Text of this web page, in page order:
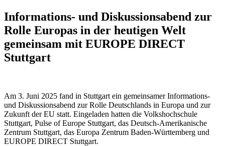
Informations- und Diskussionsabend zur
Rolle Europas in der heutigen Welt
gemeinsam mit EUROPE DIRECT
Stuttgart
Am 3. Juni 2025 fand in Stuttgart ein gemeinsamer Informations-
und Diskussionsabend zur Rolle Deutschlands in Europa und zur
Zukunft der EU statt. Eingeladen hatten die Volkshochschule
Stuttgart, Pulse of Europe Stuttgart, das Deutsch-Amerikanische
Zentrum Stuttgart, das Europa Zentrum Baden-Württemberg und
EUROPE DIRECT Stuttgart.